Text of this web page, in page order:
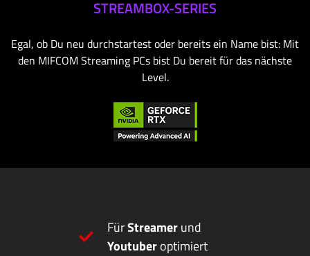
STREAMBOX-SERIES
Egal, ob Du neu durchstartest oder bereits ein Name bist: Mit
den MIFCOM Streaming PCs bist Du bereit für das nächste
Level.
FürStreamerund
Youtuberoptimiert